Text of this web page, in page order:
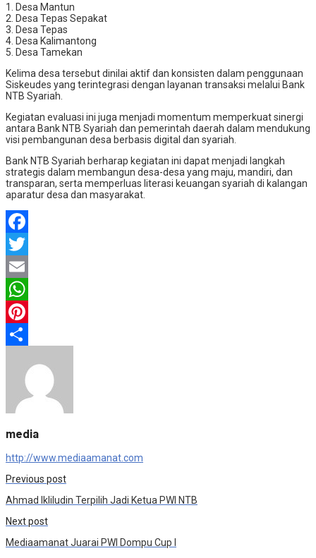
1. Desa Mantun
2. Desa Tepas Sepakat
3. Desa Tepas
4. Desa Kalimantong
5. Desa Tamekan
Kelima desa tersebut dinilai aktif dan konsisten dalam penggunaan
Siskeudes yang terintegrasi dengan layanan transaksi melalui Bank
NTB Syariah.
Kegiatan evaluasi ini juga menjadi momentum memperkuat sinergi
antara Bank NTB Syariah dan pemerintah daerah dalam mendukung
visi pembangunan desa berbasis digital dan syariah.
Bank NTB Syariah berharap kegiatan ini dapat menjadi langkah
strategis dalam membangun desa-desa yang maju, mandiri, dan
transparan, serta memperluas literasi keuangan syariah di kalangan
aparatur desa dan masyarakat.
Facebook
Twitter
Email
WhatsApp
Pinterest
media
http://www.mediaamanat.com
Previous post
Ahmad Ikliludin Terpilih Jadi Ketua PWI NTB
Next post
Mediaamanat Juarai PWI Dompu Cup I